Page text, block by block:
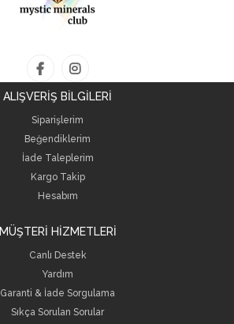
ALIŞVERİŞ BİLGİLERİ
Siparişlerim
Beğendiklerim
İade Taleplerim
Kargo Takip
Hesabım
MÜŞTERİ HİZMETLERİ
Canlı Destek
Yardım
Garanti & İade Sorgulama
Sıkça Sorulan Sorular